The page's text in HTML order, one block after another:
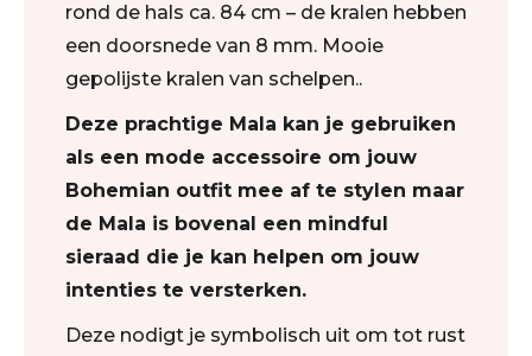
rond de hals ca. 84 cm – de kralen hebben
een doorsnede van 8 mm. Mooie
gepolijste kralen van schelpen..
Deze prachtige Mala kan je gebruiken
als een mode accessoire om jouw
Bohemian outfit mee af te stylen maar
de Mala is bovenal een mindful
sieraad die je kan helpen om jouw
intenties te versterken.
Deze nodigt je symbolisch uit om tot rust